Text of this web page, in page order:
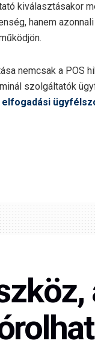
kiválasztásakor
hanem
nemcsak a POS
szolgáltatók